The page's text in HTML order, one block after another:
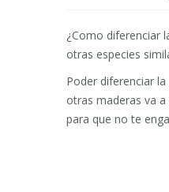
¿Como diferenciar
otras especies
Poder diferenciar
otras maderas va
para que no te